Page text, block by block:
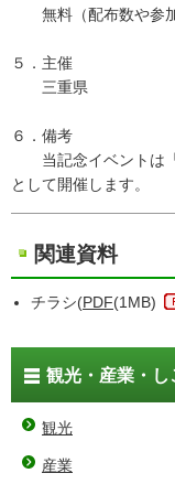
無料（配布数や参加
５．主催
三重県
６．備考
当記念イベントは「
として開催します。
関連資料
チラシ(PDF(1MB)
観光・産業・し
観光
産業